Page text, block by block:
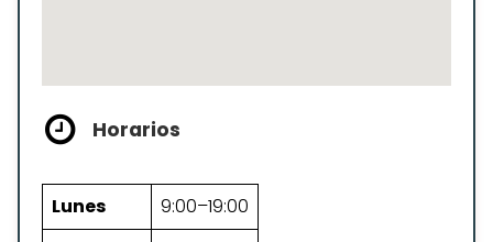
Horarios
Lunes
9:00–19:00